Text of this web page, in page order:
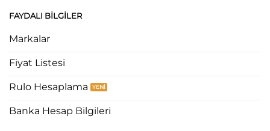
FAYDALI BILGILER
Markalar
Fiyat Listesi
Rulo Hesaplama
Banka Hesap Bilgileri